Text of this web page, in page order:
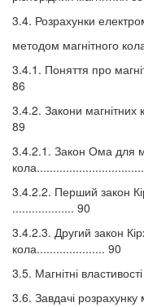
3.4. Розрахунки
методом магнітного
3.4.1. Поняття про
86
3.4.2. Закони
89
3.4.2.1. Закон Ома для
3.4.2.2. Перший закон
................... 90
3.4.2.3. Другий закон
кола..................... 90
3.5. Магнітні
3.6. Завдачі розрахунку